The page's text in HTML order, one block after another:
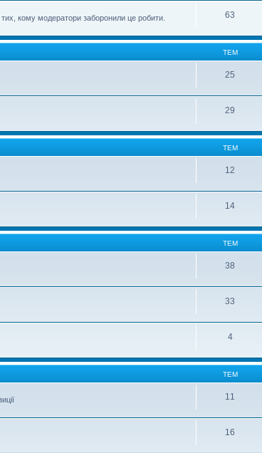
кому модератори заборонили це робити.
63
ТЕМ
25
29
ТЕМ
12
14
ТЕМ
38
33
4
ТЕМ
11
16